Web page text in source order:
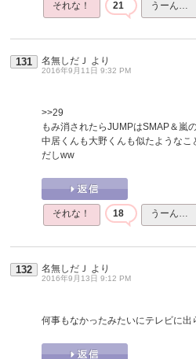
それな！ 21 うーん…
131 名無しだＪ より
2016年9月11日 9:32 PM
>>29
もみ消されたらJUMPはSMAP＆嵐
中居くんも大野くんも似たような
だしww
それな！ 18 うーん…
132 名無しだＪ より
2016年9月13日 9:12 PM
何事もなかったみたいにテレビに出